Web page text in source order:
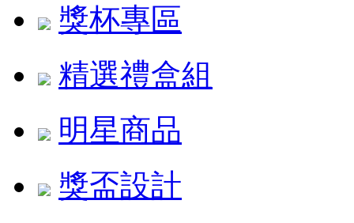
獎杯專區
精選禮盒組
明星商品
獎盃設計